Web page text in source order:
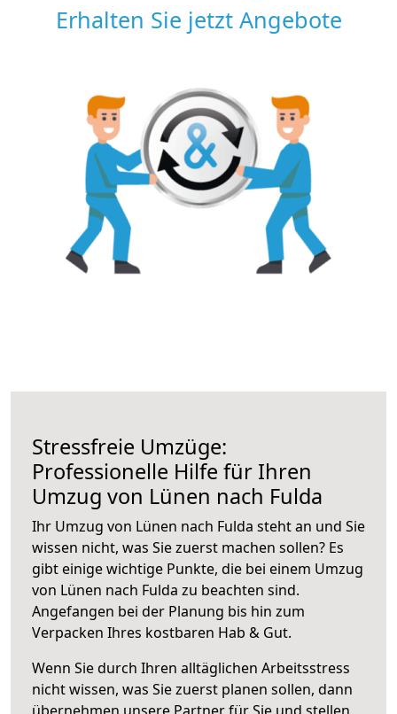
Erhalten Sie jetzt Angebote
Stressfreie Umzüge:
Professionelle Hilfe für Ihren
Umzug von Lünen nach Fulda
Ihr Umzug von Lünen nach Fulda steht an und Sie
wissen nicht, was Sie zuerst machen sollen? Es
gibt einige wichtige Punkte, die bei einem Umzug
von Lünen nach Fulda zu beachten sind.
Angefangen bei der Planung bis hin zum
Verpacken Ihres kostbaren Hab & Gut.
Wenn Sie durch Ihren alltäglichen Arbeitsstress
nicht wissen, was Sie zuerst planen sollen, dann